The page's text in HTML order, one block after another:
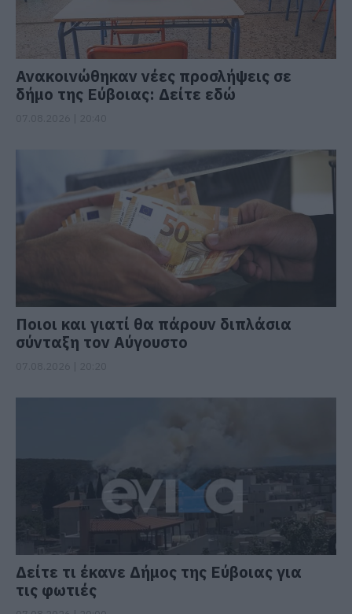
Ανακοινώθηκαν νέες προσλήψεις σε
δήμο της Εύβοιας: Δείτε εδώ
Ποιοι και γιατί θα πάρουν διπλάσια
σύνταξη τον Αύγουστο
Δείτε τι έκανε Δήμος της Εύβοιας για
τις φωτιές